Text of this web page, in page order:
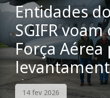
Entidades
SGIFR voam
Força Aérea
danos
14 fev 2026